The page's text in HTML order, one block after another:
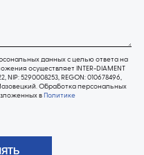
данных с целью ответа на
осуществляет INTER-DIAMENT
NIP: 5290008253, REGON: 010678496,
Обработка персональных
в Политике